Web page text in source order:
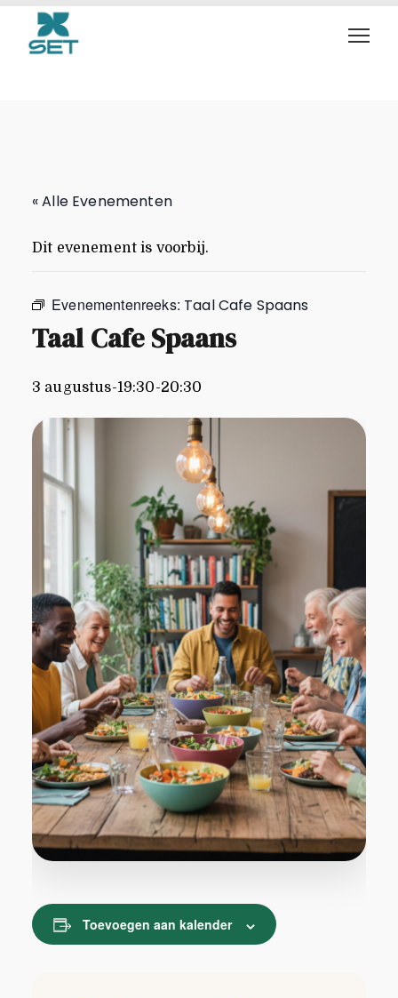
Taal Cafe Spaans
« Alle Evenementen
Dit evenement is voorbij.
Evenementenreeks: Taal Cafe Spaans
Taal Cafe Spaans
3 augustus-19:30-20:30
Toevoegen aan kalender